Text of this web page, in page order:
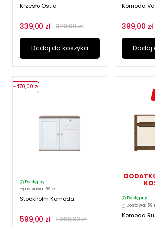
Krzesło Ostia
339,00 zł 379,00 zł
Dodaj do koszyka
Komoda
399,00 zł
Dodaj
Dostępny
Dostawa: 59 zł
Stockholm Komoda
599,00 zł 1 069,00 zł
-470,00 zł
Dostępny
Dostawa: 59
Komoda